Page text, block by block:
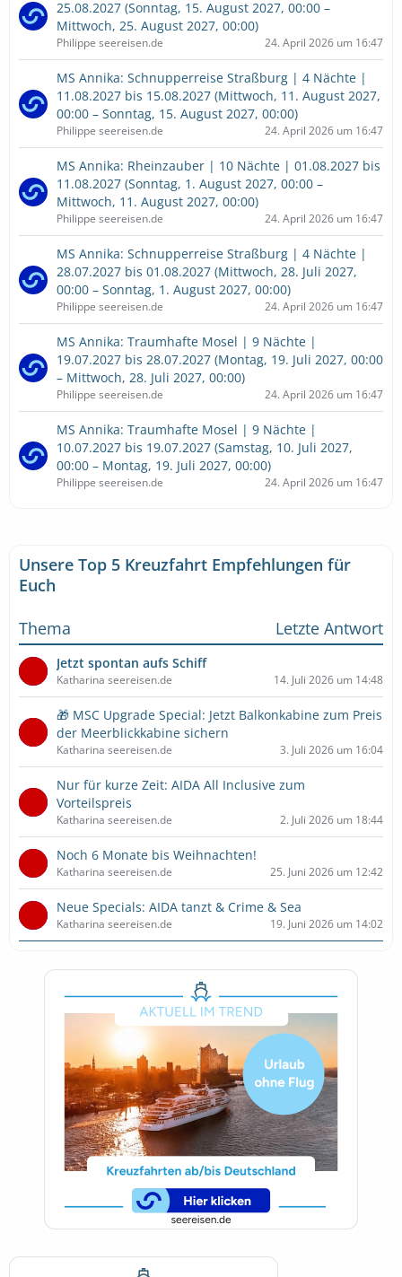
25.08.2027 (Sonntag, 15. August 2027, 00:00 –
Mittwoch, 25. August 2027, 00:00)
Philippe seereisen.de 24. April 2026 um 16:47
MS Annika: Schnupperreise Straßburg | 4 Nächte |
11.08.2027 bis 15.08.2027 (Mittwoch, 11. August 2027,
00:00 – Sonntag, 15. August 2027, 00:00)
Philippe seereisen.de 24. April 2026 um 16:47
MS Annika: Rheinzauber | 10 Nächte | 01.08.2027 bis
11.08.2027 (Sonntag, 1. August 2027, 00:00 –
Mittwoch, 11. August 2027, 00:00)
Philippe seereisen.de 24. April 2026 um 16:47
MS Annika: Schnupperreise Straßburg | 4 Nächte |
28.07.2027 bis 01.08.2027 (Mittwoch, 28. Juli 2027,
00:00 – Sonntag, 1. August 2027, 00:00)
Philippe seereisen.de 24. April 2026 um 16:47
MS Annika: Traumhafte Mosel | 9 Nächte |
19.07.2027 bis 28.07.2027 (Montag, 19. Juli 2027, 00:00
– Mittwoch, 28. Juli 2027, 00:00)
Philippe seereisen.de 24. April 2026 um 16:47
MS Annika: Traumhafte Mosel | 9 Nächte |
10.07.2027 bis 19.07.2027 (Samstag, 10. Juli 2027,
00:00 – Montag, 19. Juli 2027, 00:00)
Philippe seereisen.de 24. April 2026 um 16:47
Unsere Top 5 Kreuzfahrt Empfehlungen für
Euch
Thema
Letzte Antwort
Jetzt spontan aufs Schiff
Katharina seereisen.de 14. Juli 2026 um 14:48
🎁 MSC Upgrade Special: Jetzt Balkonkabine zum Preis
der Meerblickkabine sichern
Katharina seereisen.de 3. Juli 2026 um 16:04
Nur für kurze Zeit: AIDA All Inclusive zum
Vorteilspreis
Katharina seereisen.de 2. Juli 2026 um 18:44
Noch 6 Monate bis Weihnachten!
Katharina seereisen.de 25. Juni 2026 um 12:42
Neue Specials: AIDA tanzt & Crime & Sea
Katharina seereisen.de 19. Juni 2026 um 14:02